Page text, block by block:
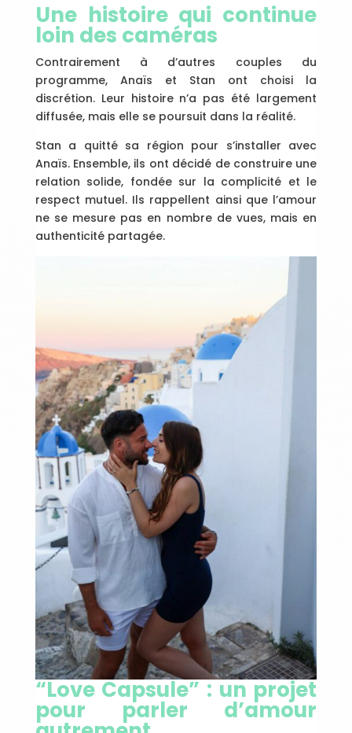
Une histoire qui continue
loin des caméras
Contrairement à d’autres couples du
programme, Anaïs et Stan ont choisi la
discrétion. Leur histoire n’a pas été largement
diffusée, mais elle se poursuit dans la réalité.
Stan a quitté sa région pour s’installer avec
Anaïs. Ensemble, ils ont décidé de construire une
relation solide, fondée sur la complicité et le
respect mutuel. Ils rappellent ainsi que l’amour
ne se mesure pas en nombre de vues, mais en
authenticité partagée.
“Love Capsule” : un projet
pour parler d’amour